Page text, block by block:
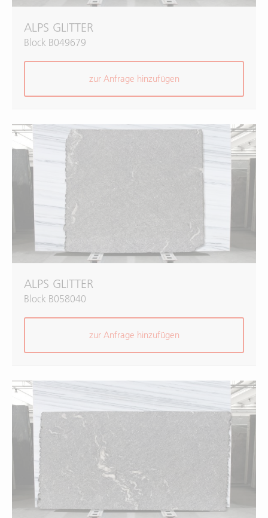
ALPS GLITTER
Block B049679
zur Anfrage hinzufügen
ALPS GLITTER
Block B058040
zur Anfrage hinzufügen